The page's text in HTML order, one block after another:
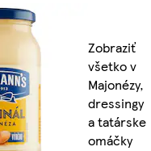
Zobraziť
všetko v
Majonézy,
dressingy
a tatárske
omáčky